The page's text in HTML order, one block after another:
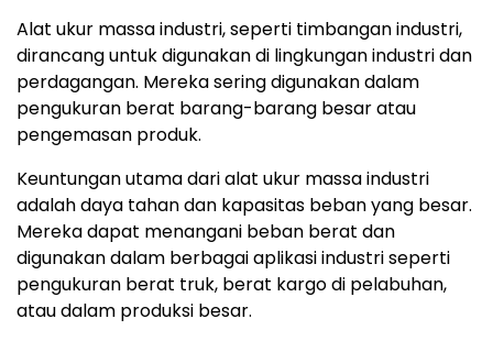
Alat ukur massa industri, seperti timbangan industri,
dirancang untuk digunakan di lingkungan industri dan
perdagangan. Mereka sering digunakan dalam
pengukuran berat barang-barang besar atau
pengemasan produk.
Keuntungan utama dari alat ukur massa industri
adalah daya tahan dan kapasitas beban yang besar.
Mereka dapat menangani beban berat dan
digunakan dalam berbagai aplikasi industri seperti
pengukuran berat truk, berat kargo di pelabuhan,
atau dalam produksi besar.